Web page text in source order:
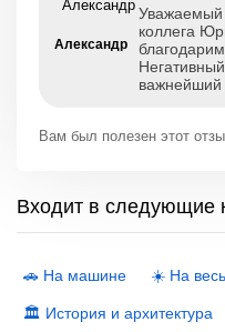
Александр
коллега
важнейший
Вам был полезен этот
Входит в следующие
🚗 На машине ☀️ На
🏛 История и архитектура